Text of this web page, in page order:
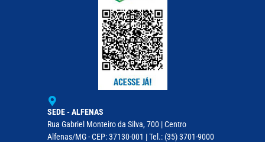
SEDE - ALFENAS
Rua Gabriel Monteiro da Silva, 700 | Centro
Alfenas/MG - CEP: 37130-001 | Tel.: (35) 3701-9000